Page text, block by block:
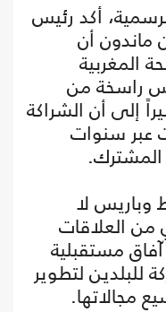
أكد رئيس
ماندون أن
المغربية
راسخة من
إلى أن الشراكة
عبر سنوات
وباريس لا
من العلاقات
آفاق مستقبلية
للبلدين لتطوير
مجالاتها.